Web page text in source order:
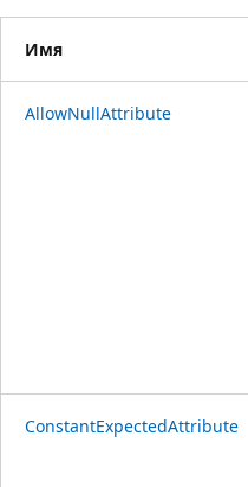
Имя
AllowNullAttribute
ConstantExpectedAttribute